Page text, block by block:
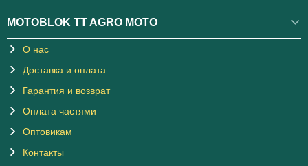
MOTOBLOK TT AGRO MOTO
О нас
Доставка и оплата
Гарантия и возврат
Оплата частями
Оптовикам
Контакты